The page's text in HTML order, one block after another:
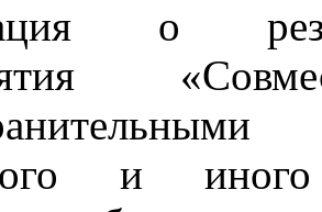
о
и иного